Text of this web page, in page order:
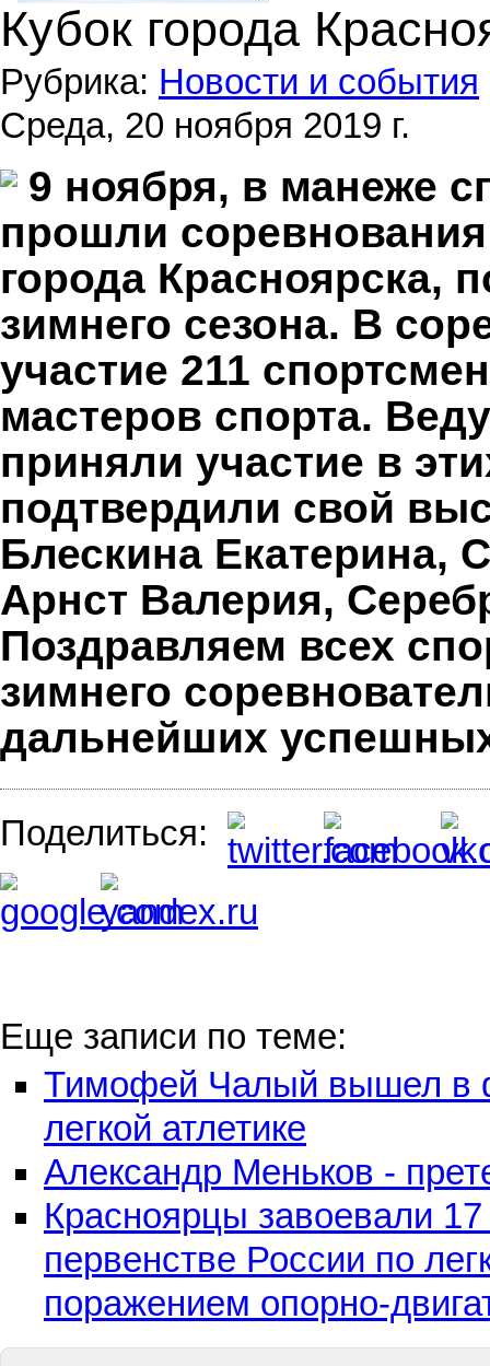
Кубок города
Рубрика: Новости и события
Среда, 20 ноября 2019 г.
9 ноября, в манеже
прошли соревнования
города Красноярска,
зимнего сезона. В
участие 211
мастеров спорта.
приняли участие в
подтвердили свой
Блескина Екатерина,
Арнст Валерия,
Поздравляем всех
зимнего
дальнейших
Поделиться:
Еще записи по теме:
Тимофей Чалый вышел в
легкой атлетике
Александр Меньков -
Красноярцы завоевали
первенстве России по
поражением опорно-